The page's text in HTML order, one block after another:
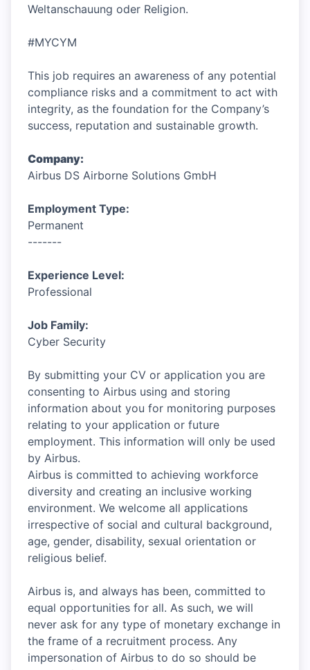
Weltanschauung oder Religion.
#MYCYM
This job requires an awareness of any potential
compliance risks and a commitment to act with
integrity, as the foundation for the Company’s
success, reputation and sustainable growth.
Company:
Airbus DS Airborne Solutions GmbH
Employment Type:
Permanent
-------
Experience Level:
Professional
Job Family:
Cyber Security
By submitting your CV or application you are
consenting to Airbus using and storing
information about you for monitoring purposes
relating to your application or future
employment. This information will only be used
by Airbus.
Airbus is committed to achieving workforce
diversity and creating an inclusive working
environment. We welcome all applications
irrespective of social and cultural background,
age, gender, disability, sexual orientation or
religious belief.
Airbus is, and always has been, committed to
equal opportunities for all. As such, we will
never ask for any type of monetary exchange in
the frame of a recruitment process. Any
impersonation of Airbus to do so should be